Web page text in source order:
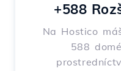
+588
Na Hostico
588